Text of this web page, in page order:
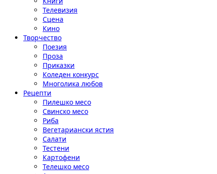
Телевизия
Сцена
Кино
Творчество
Поезия
Проза
Приказки
Коледен конкурс
Многолика любов
Рецепти
Пилешко месо
Свинско месо
Риба
Вегетариански ястия
Салати
Тестени
Картофени
Телешко месо